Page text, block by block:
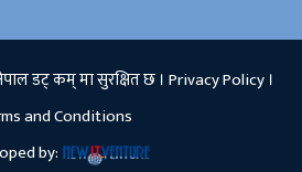
डट् कम् मा सुरक्षित छ । Privacy Policy।
and Conditions
by: